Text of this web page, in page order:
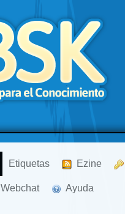
Etiquetas Ezine
Webchat Ayuda